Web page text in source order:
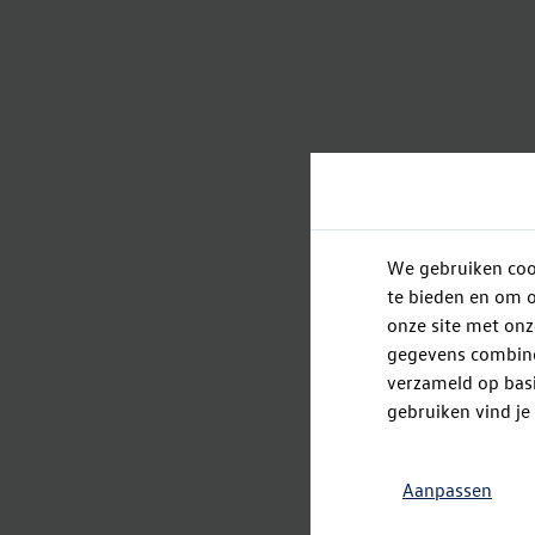
We gebruiken
te bieden en om
onze site met
gegevens
verzameld op
gebruiken vind je
Aanpassen